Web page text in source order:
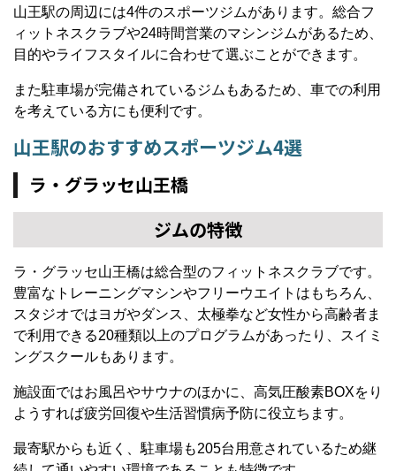
山王駅の周辺には4件のスポーツジムがあります。総合フ
ィットネスクラブや24時間営業のマシンジムがあるため、
目的やライフスタイルに合わせて選ぶことができます。
また駐車場が完備されているジムもあるため、車での利用
を考えている方にも便利です。
山王駅のおすすめスポーツジム4選
ラ・グラッセ山王橋
ジムの特徴
ラ・グラッセ山王橋は総合型のフィットネスクラブです。
豊富なトレーニングマシンやフリーウエイトはもちろん、
スタジオではヨガやダンス、太極拳など女性から高齢者ま
で利用できる20種類以上のプログラムがあったり、スイミ
ングスクールもあります。
施設面ではお風呂やサウナのほかに、高気圧酸素BOXをり
ようすれば疲労回復や生活習慣病予防に役立ちます。
最寄駅からも近く、駐車場も205台用意されているため継